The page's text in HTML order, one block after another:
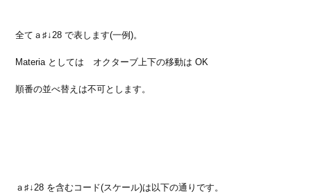
全てａ♯↓28 で表します(一例)。
Materia としては オクターブ上下の移動は OK
順番の並べ替えは不可とします。
ａ♯↓28 を含むコード(スケール)は以下の通りです。